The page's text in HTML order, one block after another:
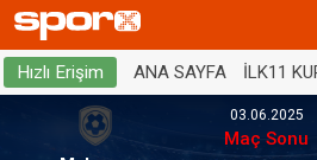
Hızlı Erişim ANA SAYFA İLK11
03.06.2025
Maç Sonu